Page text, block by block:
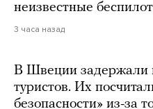
неизвестные
3 часа назад
В Швеции задержали
туристов. Их
безопасности» из-за